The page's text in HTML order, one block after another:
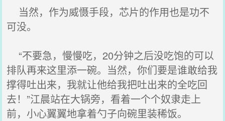
当然，作为威慑手段，芯片的作用也是功不
可没。
“不要急，慢慢吃，20分钟之后没吃饱的可以
排队再来这里添一碗。当然，你们要是谁敢给我
撑得吐出来，我就让他给我把吐出来的全吃回
去！”江晨站在大锅旁，看着一个个奴隶走上
前，小心翼翼地拿着勺子向碗里装稀饭。